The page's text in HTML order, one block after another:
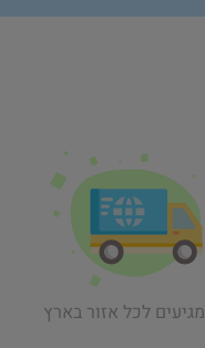
מגיעים לכל אזור בארץ